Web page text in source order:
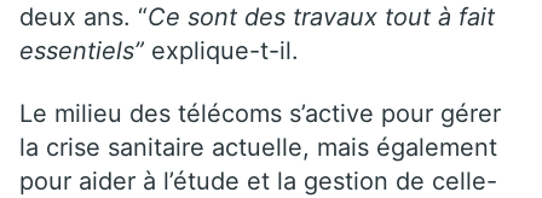
deux ans. “Ce sont des travaux tout à fait
essentiels” explique-t-il.
Le milieu des télécoms s’active pour gérer
la crise sanitaire actuelle, mais également
pour aider à l’étude et la gestion de celle-